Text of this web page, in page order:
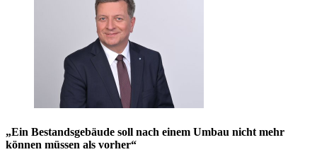
„Ein Bestandsgebäude soll nach einem Umbau nicht mehr
können müssen als vorher“